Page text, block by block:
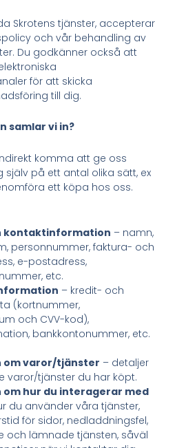
Skrotens tjänster, accepterar
och vår behandling av
Du godkänner också att
för att skicka
till dig.
samlar vi in?
komma att ge oss
på ett antal olika sätt, ex
ett köpa hos oss.
kontaktinformation – namn,
personnummer, faktura- och
e-postadress,
etc.
– kredit- och
(kortnummer,
och CVV-kod),
bankkontonummer, etc.
om varor/tjänster – detaljer
varor/tjänster du har köpt.
hur du interagerar med
du använder våra tjänster,
för sidor, nedladdningsfel,
och lämnade tjänsten, såväl